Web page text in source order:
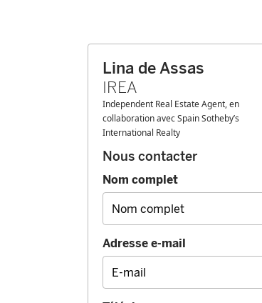
Lina de Assas
IREA
Independent Real Estate Agent, en
collaboration avec Spain Sotheby’s
International Realty
Nous contacter
Nom complet
Adresse e-mail